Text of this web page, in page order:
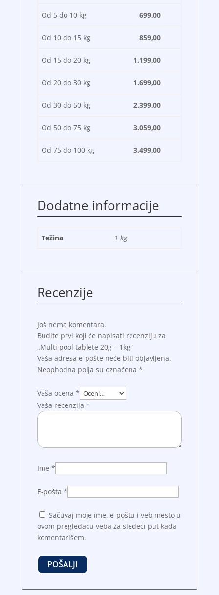
Od 5 do 10 kg 699,00
Od 10 do 15 kg 859,00
Od 15 do 20 kg 1.199,00
Od 20 do 30 kg 1.699,00
Od 30 do 50 kg 2.399,00
Od 50 do 75 kg 3.059,00
Od 75 do 100 kg 3.499,00
Dodatne informacije
Težina 1 kg
Recenzije
Još nema komentara.
Budite prvi koji će napisati recenziju za
„Multi pool tablete 20g – 1kg“
Vaša adresa e-pošte neće biti objavljena.
Neophodna polja su označena *
Vaša ocena *
Vaša recenzija *
Ime *
E-pošta *
Sačuvaj moje ime, e-poštu i veb mesto u
ovom pregledaču veba za sledeći put kada
komentarišem.